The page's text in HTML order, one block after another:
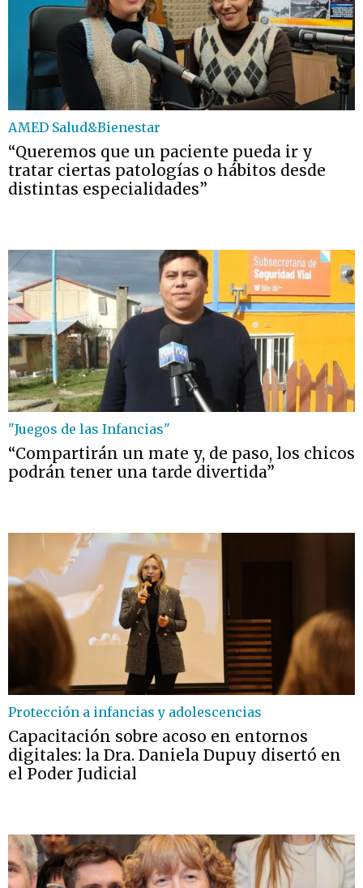
AMED Salud&Bienestar
“Queremos que un paciente pueda ir y
tratar ciertas patologías o hábitos desde
distintas especialidades”
"Juegos de las Infancias"
“Compartirán un mate y, de paso, los chicos
podrán tener una tarde divertida”
Protección a infancias y adolescencias
Capacitación sobre acoso en entornos
digitales: la Dra. Daniela Dupuy disertó en
el Poder Judicial